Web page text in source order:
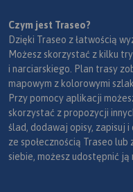
Czym jest Traseo?
Dzięki Traseo z łatwością
Możesz skorzystać z kilku
i narciarskiego. Plan trasy
mapowym z kolorowymi
Przy pomocy aplikacji
skorzystać z propozycji
ślad, dodawaj opisy, zapisuj
ze społecznością Traseo
siebie, możesz udostępnić